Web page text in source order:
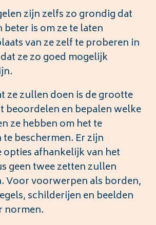
zijn zelfs zo grondig dat
beter is om ze te laten
van ze zelf te proberen in
ze zo goed mogelijk
ze zullen doen is de grootte
beoordelen en bepalen welke
ze hebben om het te
beschermen. Er zijn
afhankelijk van het
geen twee zetten zullen
Voor voorwerpen als borden,
schilderijen en beelden
normen.